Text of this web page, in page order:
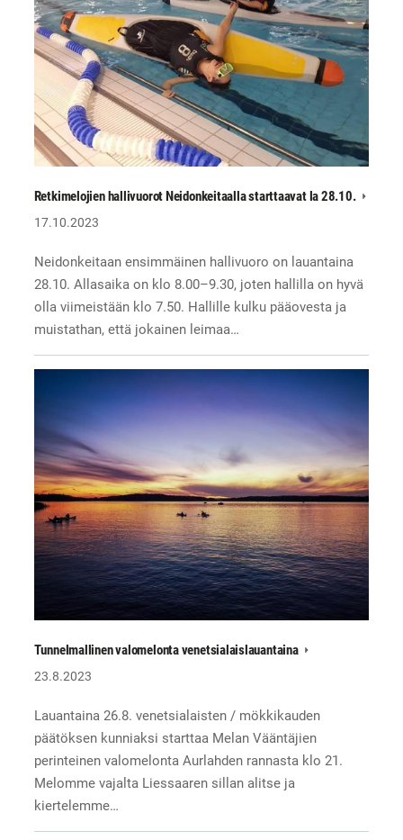
Retkimelojien hallivuorot Neidonkeitaalla starttaavat la 28.10.
17.10.2023
Neidonkeitaan ensimmäinen hallivuoro on lauantaina
28.10. Allasaika on klo 8.00–9.30, joten hallilla on hyvä
olla viimeistään klo 7.50. Hallille kulku pääovesta ja
muistathan, että jokainen leimaa…
Tunnelmallinen valomelonta venetsialaislauantaina
23.8.2023
Lauantaina 26.8. venetsialaisten / mökkikauden
päätöksen kunniaksi starttaa Melan Vääntäjien
perinteinen valomelonta Aurlahden rannasta klo 21.
Melomme vajalta Liessaaren sillan alitse ja
kiertelemme…